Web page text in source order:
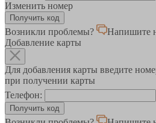
Изменить номер
Возникли проблемы?
Напишите
Добавление карты
Для добавления карты введите
при получении карты
Телефон: